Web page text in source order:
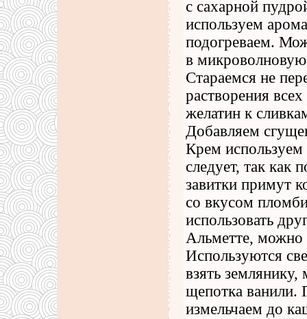
с сахарной
используем
подогреваем.
в микроволновую
Стараемся не
растворения
желатин к
Добавляем
Крем используем
следует, так как
завитки примут
со вкусом
использовать
Альметте, можно
Используются
взять
щепотка ванили.
измельчаем до